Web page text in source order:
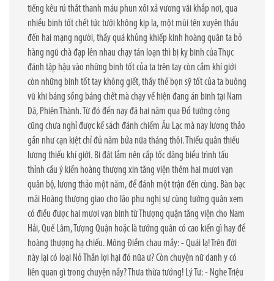
tiếng kêu rú thất thanh máu phun xối xả vương vãi khắp nơi, qua
nhiều binh tốt chết tức tưởi không kịp la, một mũi tên xuyên thấu
đến hai mạng người, thấy quá khủng khiếp kinh hoàng quân ta bỏ
hàng ngũ chà đạp lên nhau chạy tán loạn thì bị kỵ binh của Thục
đánh tập hậu vào những binh tốt của ta trên tay còn cầm khí giới
còn những binh tốt tay không giết, thấy thế bọn sỹ tốt của ta buông
vũ khi báng sống báng chết mà chạy về hiện đang án binh tại Nam
Dã, Phiên Thành. Từ đó đến nay đã hai năm qua Đồ tướng công
cũng chưa nghỉ được kế sách đánh chiếm Âu Lạc mà nay lương thảo
gần như cạn kiệt chỉ đủ năm bửa nữa tháng thôi. Thiếu quân thiếu
lương thiếu khí giới. Bi đát lắm nên cấp tốc dâng biểu trình tấu
thỉnh cầu ý kiến hoàng thượng xin tăng viện thêm hai mươi vạn
quân bộ, lương thảo một năm, để đánh một trận đến cùng. Bàn bạc
mãi Hoàng thượng giao cho lão phu nghị sự cùng tướng quân xem
có điều được hai mươi vạn binh từ Thượng quận tăng viện cho Nam
Hải, Quế Lâm, Tượng Quận hoặc là tướng quân có cao kiến gì hay để
hoàng thượng hạ chiếu. Mông Điềm chau mầy: - Quái lạ! Trên đời
này lại có loại Nỏ Thần lợi hại đó nữa ư? Còn chuyện nữ danh y có
liên quan gì trong chuyện nầy? Thưa thừa tướng! Lý Tư: - Nghe Triệu